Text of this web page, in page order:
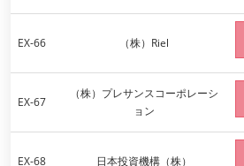
EX-66 （株）Riel
EX-67
（株）プレサンスコーポレーシ
ョン
EX-68 日本投資機構（株）